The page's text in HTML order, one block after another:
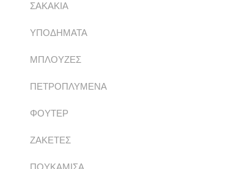
ΣΑΚΑΚΙΑ
ΥΠΟΔΗΜΑΤΑ
ΜΠΛΟΥΖΕΣ
ΠΕΤΡΟΠΛΥΜΕΝΑ
ΦΟΥΤΕΡ
ΖΑΚΕΤΕΣ